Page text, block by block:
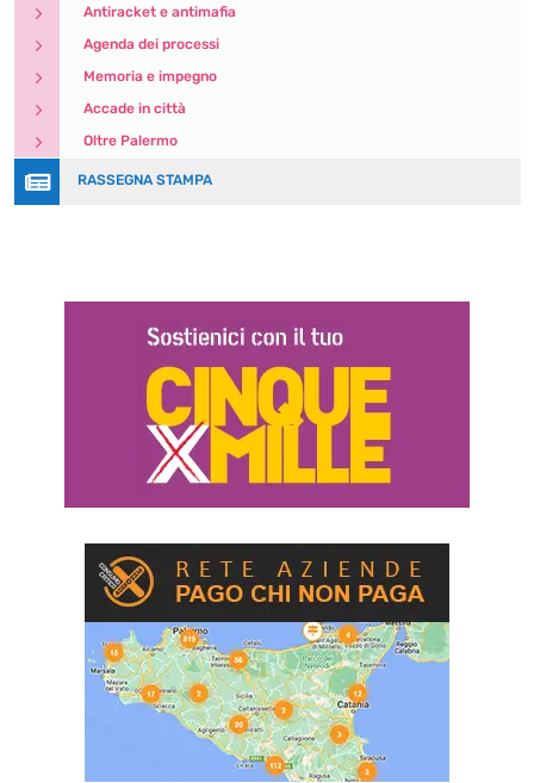
5 Antiracket e antimafia
5 Agenda dei processi
5 Memoria e impegno
5 Accade in città
5 Oltre Palermo
 RASSEGNA STAMPA